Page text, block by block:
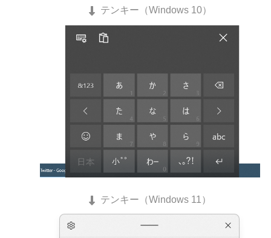
テンキー（Windows 10）
テンキー（Windows 11）